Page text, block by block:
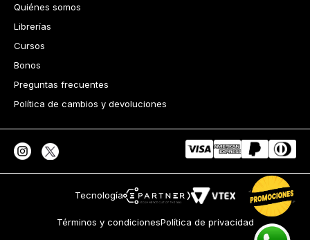
Quiénes somos
Librerías
Cursos
Bonos
Preguntas frecuentes
Política de cambios y devoluciones
Tecnología
Términos y condicionesPolítica de privacidad